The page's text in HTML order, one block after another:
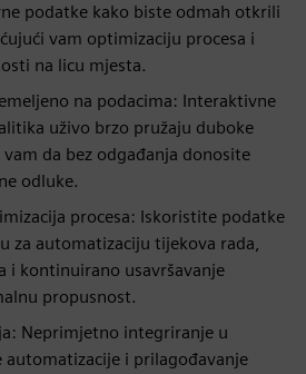
podatke kako biste odmah otkrili
vam optimizaciju procesa i
na licu mjesta.
na podacima: Interaktivne
uživo brzo pružaju duboke
da bez odgađanja donosite
odluke.
procesa: Iskoristite podatke
za automatizaciju tijekova rada,
i kontinuirano usavršavanje
propusnost.
Neprimjetno integriranje u
automatizacije i prilagođavanje